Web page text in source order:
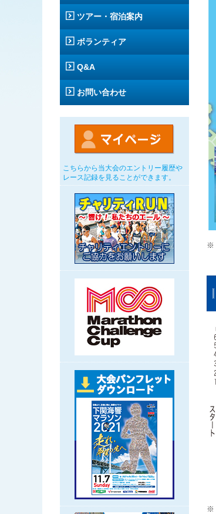
ツアー・宿泊案内
ボランティア
Q&A
お問い合わせ
こちらから当大会のエントリー履歴や
レース記録を見ることができます。